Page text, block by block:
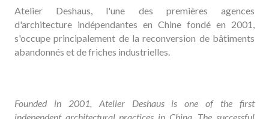
Atelier Deshaus, l'une des premières agences
d'architecture indépendantes en Chine fondé en 2001,
s'occupe principalement de la reconversion de bâtiments
abandonnés et de friches industrielles.
Founded in 2001, Atelier Deshaus is one of the first